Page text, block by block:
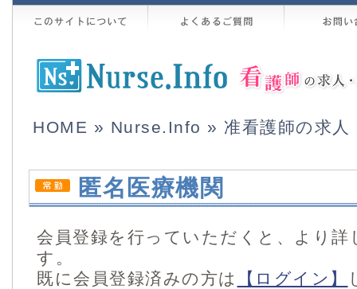
HOME » Nurse.Info » 准看護師の求人
匿名医療機関
会員登録を行っていただくと、より
す。
既に会員登録済みの方は
【ログイン】